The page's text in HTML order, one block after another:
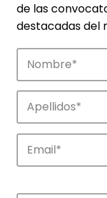
Descubre
innovación
de las
destacadas del